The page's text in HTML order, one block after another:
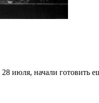
июля, начали готовить